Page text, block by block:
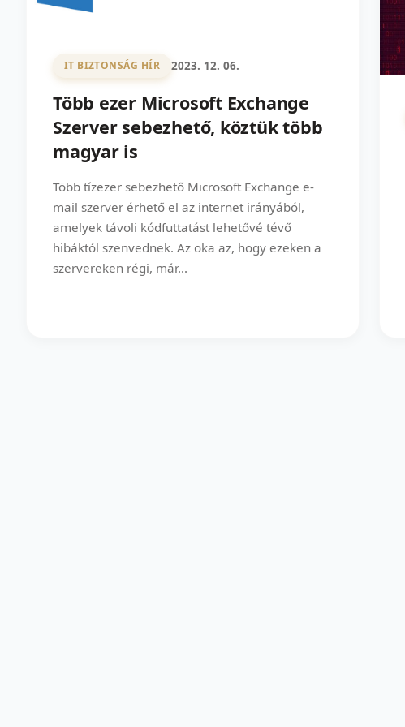
IT BIZTONSÁG HÍR 2023. 12. 06.
Több ezer Microsoft Exchange
Szerver sebezhető, köztük több
magyar is
Több tízezer sebezhető Microsoft Exchange e-
mail szerver érhető el az internet irányából,
amelyek távoli kódfuttatást lehetővé tévő
hibáktól szenvednek. Az oka az, hogy ezeken a
szervereken régi, már...